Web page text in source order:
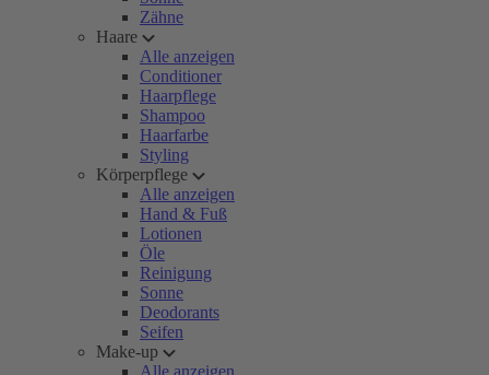
Zähne
Haare
Alle anzeigen
Conditioner
Haarpflege
Shampoo
Haarfarbe
Styling
Körperpflege
Alle anzeigen
Hand & Fuß
Lotionen
Öle
Reinigung
Sonne
Deodorants
Seifen
Make-up
Alle anzeigen